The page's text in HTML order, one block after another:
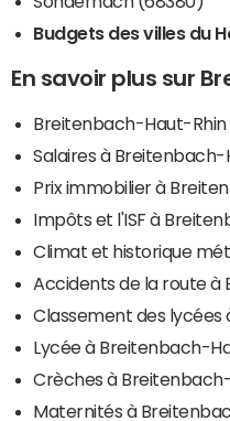
Budgets des villes du
En savoir plus sur
Breitenbach-Haut-Rhin
Salaires à Breitenbach-
Prix immobilier à
Impôts et l'ISF à
Climat et historique
Accidents de la route
Classement des
Lycée à Breitenbach-
Crèches à
Maternités à